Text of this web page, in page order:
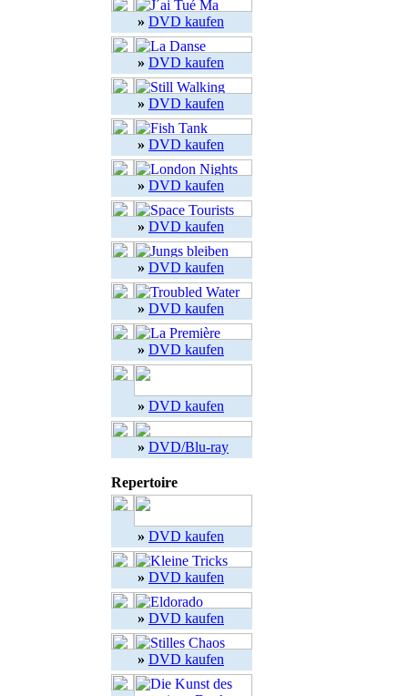
» DVD kaufen
» DVD kaufen
» DVD kaufen
» DVD kaufen
» DVD kaufen
» DVD kaufen
» DVD kaufen
» DVD kaufen
» DVD kaufen
» DVD kaufen
» DVD/Blu-ray
Repertoire
» DVD kaufen
» DVD kaufen
» DVD kaufen
» DVD kaufen